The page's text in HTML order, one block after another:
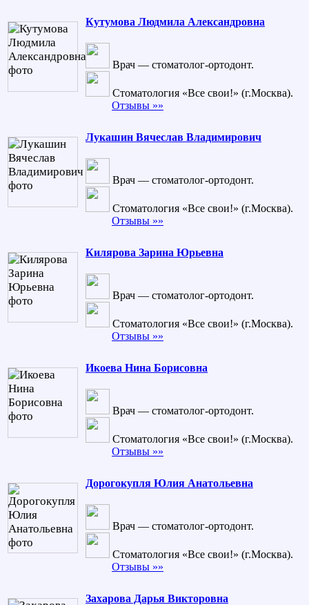
Кутумова Людмила Александровна
Врач — стоматолог-ортодонт.
Стоматология «Все свои!» (г.Москва).
Отзывы »»
Лукашин Вячеслав Владимирович
Врач — стоматолог-ортодонт.
Стоматология «Все свои!» (г.Москва).
Отзывы »»
Килярова Зарина Юрьевна
Врач — стоматолог-ортодонт.
Стоматология «Все свои!» (г.Москва).
Отзывы »»
Икоева Нина Борисовна
Врач — стоматолог-ортодонт.
Стоматология «Все свои!» (г.Москва).
Отзывы »»
Дорогокупля Юлия Анатольевна
Врач — стоматолог-ортодонт.
Стоматология «Все свои!» (г.Москва).
Отзывы »»
Захарова Дарья Викторовна